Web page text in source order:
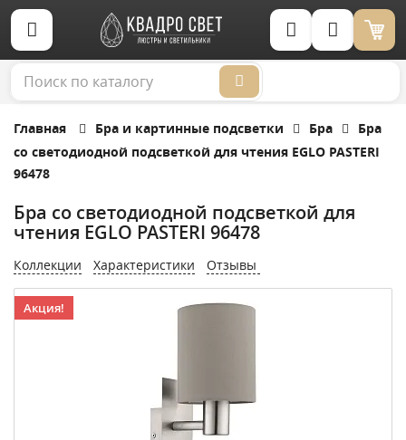
Корзина (0)
Главная Бра и картинные подсветки Бра
Бра
cо светодиодной подсветкой для чтения EGLO PASTERI
96478
Бра cо светодиодной подсветкой для
чтения EGLO PASTERI 96478
Коллекции Характеристики Отзывы
Акция!